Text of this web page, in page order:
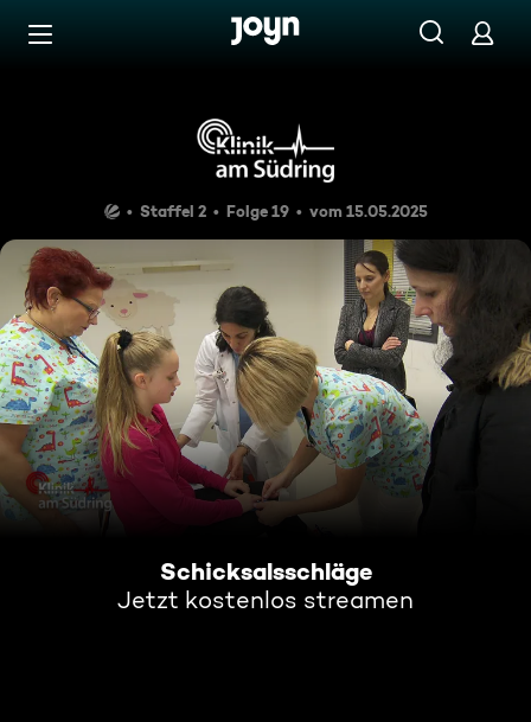
Zum Inhalt springen
Schicksalsschläge
Staffel 2 Folge 19 vom 15.05.2025
Schicksalsschläge
Jetzt kostenlos streamen